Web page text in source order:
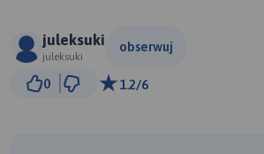
juleksuki
juleksuki
obserwuj
0 1.2/6